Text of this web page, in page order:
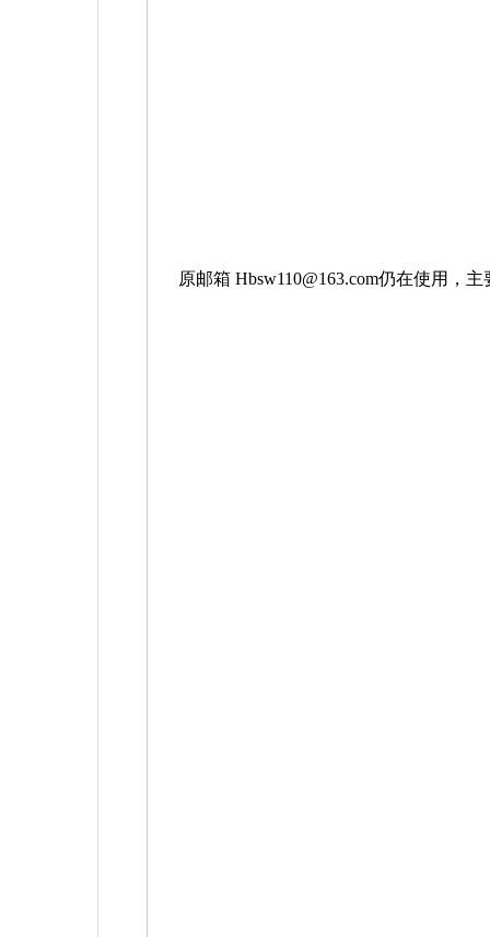
原邮箱 Hbsw110@163.com仍在使用，主